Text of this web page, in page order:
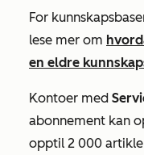
For
lese mer om
en eldre
Kontoer med
abonnement kan
opptil 2 000